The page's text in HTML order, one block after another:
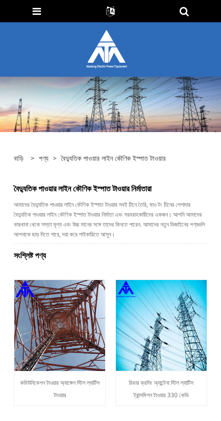
বাড়ি > পণ্য > বৈদ্যুতিক পাওয়ার লাইন কৌণিক ইস্পাত টাওয়ার
বৈদ্যুতিক পাওয়ার লাইন কৌণিক ইস্পাত টাওয়ার নির্মাতারা
আমাদের বৈদ্যুতিক পাওয়ার লাইন কৌণিক ইস্পাত টাওয়ার সবই চীনে তৈরি, মাও টং চীনের পেশাদার
বৈদ্যুতিক পাওয়ার লাইন কৌণিক ইস্পাত টাওয়ার নির্মাতা এবং সরবরাহকারীদের একজন। আপনি আমাদের
কারখানা থেকে সস্তা মূল্য এবং উচ্চ মানের সঙ্গে তাদের কিনতে পারেন. আমাদের নতুন ডিজাইনের পণ্যগুলি
আপনাকে ছাড় দিতে পারে, দয়া করে পাইকারিতে আসুন।
সংশ্লিষ্ট পণ্য
কমিউনিকেশন টাওয়ার অ্যাঙ্গেল স্টিল ল্যাটিস
টাওয়ার
রিভার ক্রসিং অ্যান্টেনা স্টিল ল্যাটিস
ট্রান্সমিশন টাওয়ার 330 কেভি